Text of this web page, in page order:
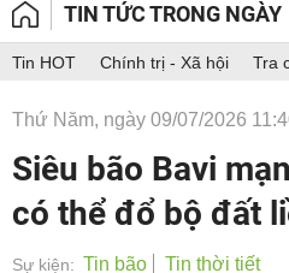
TIN TỨC TRONG NGÀY
Tin HOT Chính trị - Xã hội Tra
Thứ Năm, ngày 09/07/2026
Siêu bão Bavi
có thể đổ bộ đất
Sự kiện: Tin bão Tin thời tiết